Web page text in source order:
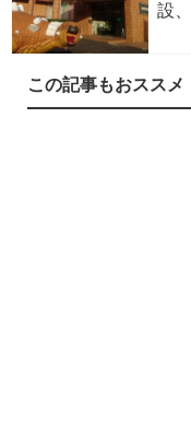
設
この記事もおススメ